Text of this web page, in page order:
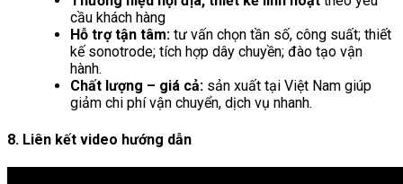
cầu khách hàng
Hỗ trợ tận tâm: tư vấn chọn tần số, công suất; thiết
kế sonotrode; tích hợp dây chuyền; đào tạo vận
hành.
Chất lượng – giá cả: sản xuất tại Việt Nam giúp
giảm chi phí vận chuyển, dịch vụ nhanh.
8. Liên kết video hướng dẫn